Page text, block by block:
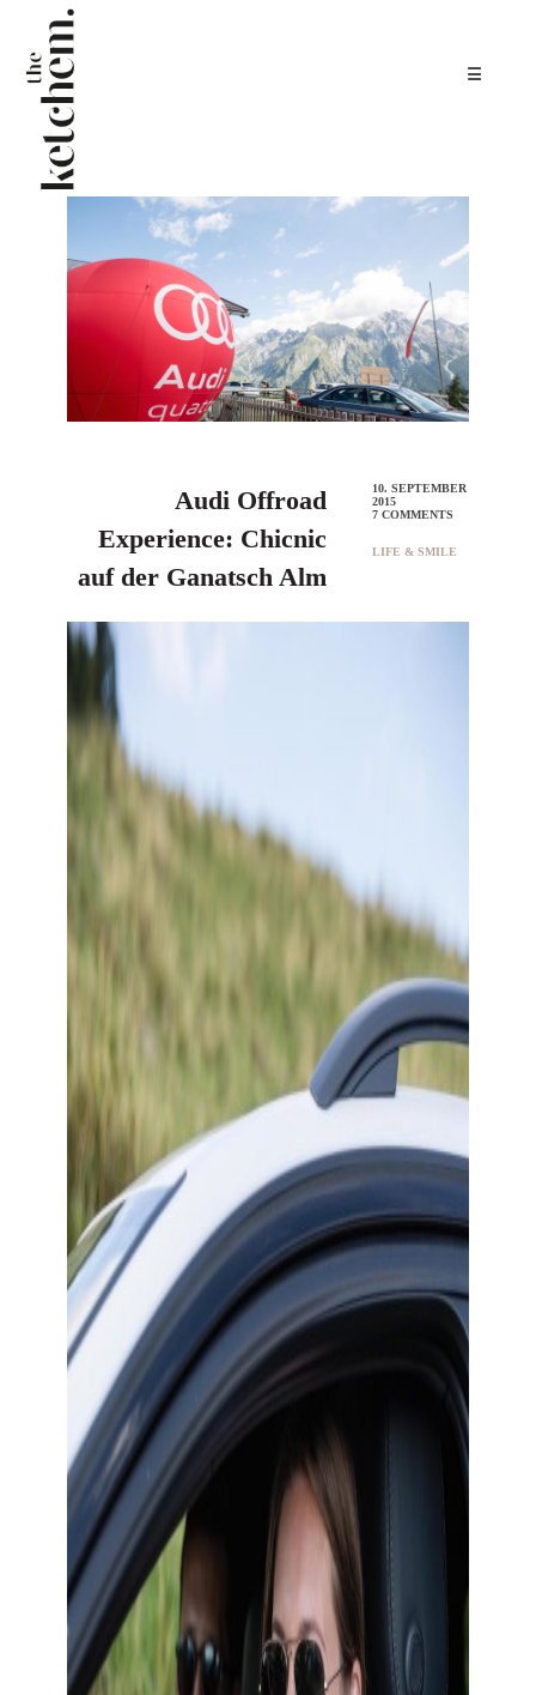
☰
Audi Offroad
Experience: Chicnic
auf der Ganatsch Alm
10. SEPTEMBER
2015
7 COMMENTS
LIFE & SMILE